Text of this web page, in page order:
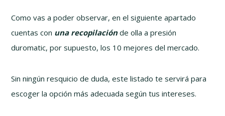
Como vas a poder observar, en el siguiente apartado
cuentas con una recopilaciónde olla a presión
duromatic, por supuesto, los 10 mejores del mercado.
Sin ningún resquicio de duda, este listado te servirá para
escoger la opción más adecuada según tus intereses.